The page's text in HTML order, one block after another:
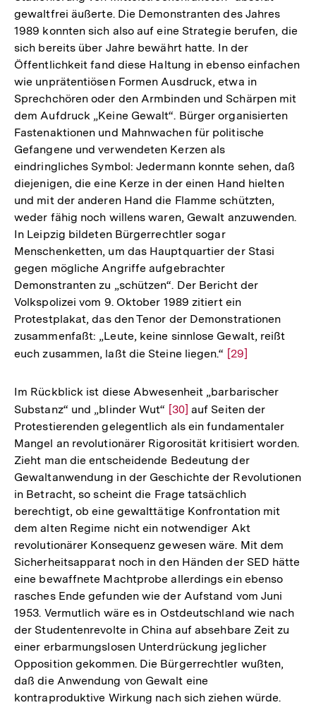
gewaltfrei äußerte. Die Demonstranten des Jahres
1989 konnten sich also auf eine Strategie berufen, die
sich bereits über Jahre bewährt hatte. In der
Öffentlichkeit fand diese Haltung in ebenso einfachen
wie unprätentiösen Formen Ausdruck, etwa in
Sprechchören oder den Armbinden und Schärpen mit
dem Aufdruck „Keine Gewalt“. Bürger organisierten
Fastenaktionen und Mahnwachen für politische
Gefangene und verwendeten Kerzen als
eindringliches Symbol: Jedermann konnte sehen, daß
diejenigen, die eine Kerze in der einen Hand hielten
und mit der anderen Hand die Flamme schützten,
weder fähig noch willens waren, Gewalt anzuwenden.
In Leipzig bildeten Bürgerrechtler sogar
Menschenketten, um das Hauptquartier der Stasi
gegen mögliche Angriffe aufgebrachter
Demonstranten zu „schützen“. Der Bericht der
Volkspolizei vom 9. Oktober 1989 zitiert ein
Protestplakat, das den Tenor der Demonstrationen
zusammenfaßt: „Leute, keine sinnlose Gewalt, reißt
euch zusammen, laßt die Steine liegen.“ Zur
der
Fußnote
[29]
Im Rückblick ist diese Abwesenheit „barbarischer
Substanz“ und „blinder Wut“ Zur
Auflösung
der
Fußnote
[30] auf Seiten der
Protestierenden gelegentlich als ein fundamentaler
Mangel an revolutionärer Rigorosität kritisiert worden.
Zieht man die entscheidende Bedeutung der
Gewaltanwendung in der Geschichte der Revolutionen
in Betracht, so scheint die Frage tatsächlich
berechtigt, ob eine gewalttätige Konfrontation mit
dem alten Regime nicht ein notwendiger Akt
revolutionärer Konsequenz gewesen wäre. Mit dem
Sicherheitsapparat noch in den Händen der SED hätte
eine bewaffnete Machtprobe allerdings ein ebenso
rasches Ende gefunden wie der Aufstand vom Juni
1953. Vermutlich wäre es in Ostdeutschland wie nach
der Studentenrevolte in China auf absehbare Zeit zu
einer erbarmungslosen Unterdrückung jeglicher
Opposition gekommen. Die Bürgerrechtler wußten,
daß die Anwendung von Gewalt eine
kontraproduktive Wirkung nach sich ziehen würde.